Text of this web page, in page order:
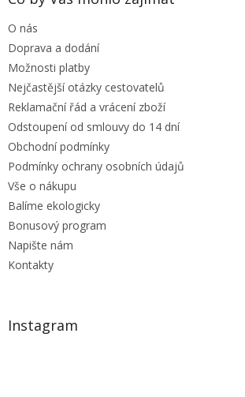
O nás
Doprava a dodání
Možnosti platby
Nejčastější otázky cestovatelů
Reklamační řád a vrácení zboží
Odstoupení od smlouvy do 14 dní
Obchodní podmínky
Podmínky ochrany osobních údajů
Vše o nákupu
Balíme ekologicky
Bonusový program
Napište nám
Kontakty
Instagram